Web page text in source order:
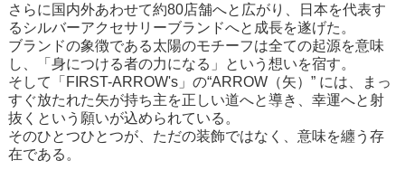
さらに国内外あわせて約80店舗へと広がり、日本を代表す
るシルバーアクセサリーブランドへと成長を遂げた。
ブランドの象徴である太陽のモチーフは全ての起源を意味
し、「身につける者の力になる」という想いを宿す。
そして「FIRST-ARROW's」の“ARROW（矢）” には、まっ
すぐ放たれた矢が持ち主を正しい道へと導き、幸運へと射
抜くという願いが込められている。
そのひとつひとつが、ただの装飾ではなく、意味を纏う存
在である。